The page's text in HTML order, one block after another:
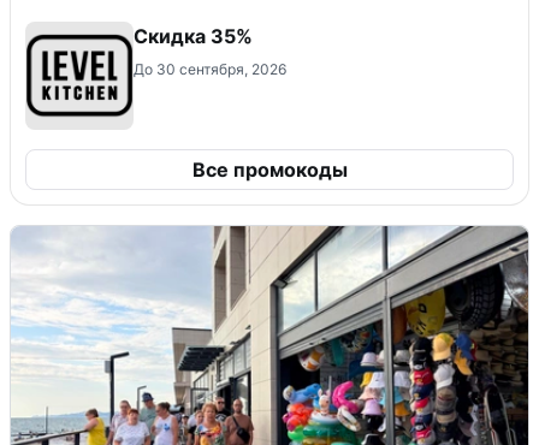
Скидка 35%
До 30 сентября, 2026
Все промокоды